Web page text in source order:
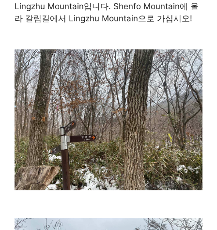
Lingzhu Mountain입니다. Shenfo Mountain에 올
라 갈림길에서 Lingzhu Mountain으로 가십시오!